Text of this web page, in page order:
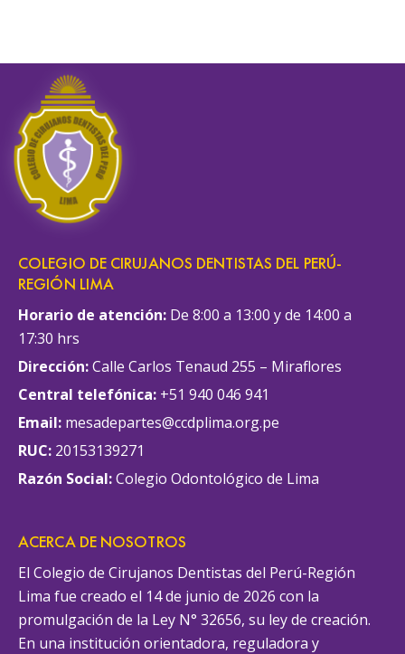
COLEGIO DE CIRUJANOS DENTISTAS DEL PERÚ-
REGIÓN LIMA
Horario de atención: De 8:00 a 13:00 y de 14:00 a
17:30 hrs
Dirección:Calle Carlos Tenaud 255 – Miraflores
Central telefónica: +51 940 046 941
Email: mesadepartes@ccdplima.org.pe
RUC: 20153139271
Razón Social:Colegio Odontológico de Lima
ACERCA DE NOSOTROS
El Colegio de Cirujanos Dentistas del Perú-Región
Lima fue creado el 14 de junio de 2026 con la
promulgación de la Ley N° 32656, su ley de creación.
En una institución orientadora, reguladora y